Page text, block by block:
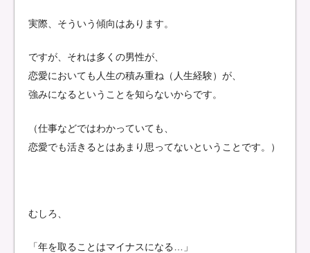
実際、そういう傾向はあります。
ですが、それは多くの男性が、
恋愛においても人生の積み重ね（人生経験）が、
強みになるということを知らないからです。
（仕事などではわかっていても、
恋愛でも活きるとはあまり思ってないということです。）
むしろ、
「年を取ることはマイナスになる…」